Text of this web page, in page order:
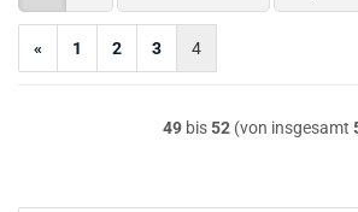
« 1 2 3 4
49bis52(von insgesamt